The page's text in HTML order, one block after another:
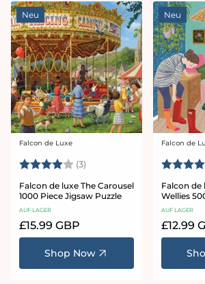
Neu
Anbieter:
Falcon de Luxe
Bewertung:(3) 4.0 von 5 Sternen
Falcon de luxe The Carousel
1000 Piece Jigsaw Puzzle
AUF LAGER
Normaler
Preis
£15.99 GBP
Shop Now
Neu
Anbieter:
Falcon de
Falcon de
Wellies
Puzzle
AUF LAGER
Preis
£12.99